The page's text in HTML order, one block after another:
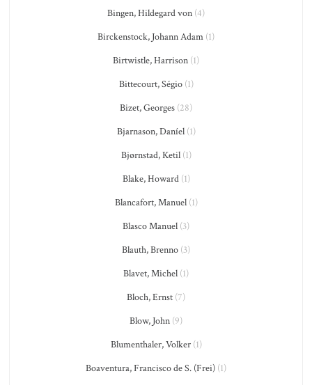
Bingen, Hildegard von (4)
Birckenstock, Johann Adam (1)
Birtwistle, Harrison (1)
Bittecourt, Ségio(1)
Bizet, Georges (28)
Bjarnason, Daníel(1)
Bjørnstad, Ketil(1)
Blake, Howard(1)
Blancafort, Manuel(1)
Blasco Manuel (3)
Blauth, Brenno (3)
Blavet, Michel (1)
Bloch, Ernst (7)
Blow, John (9)
Blumenthaler, Volker(1)
Boaventura, Francisco de S. (Frei) (1)